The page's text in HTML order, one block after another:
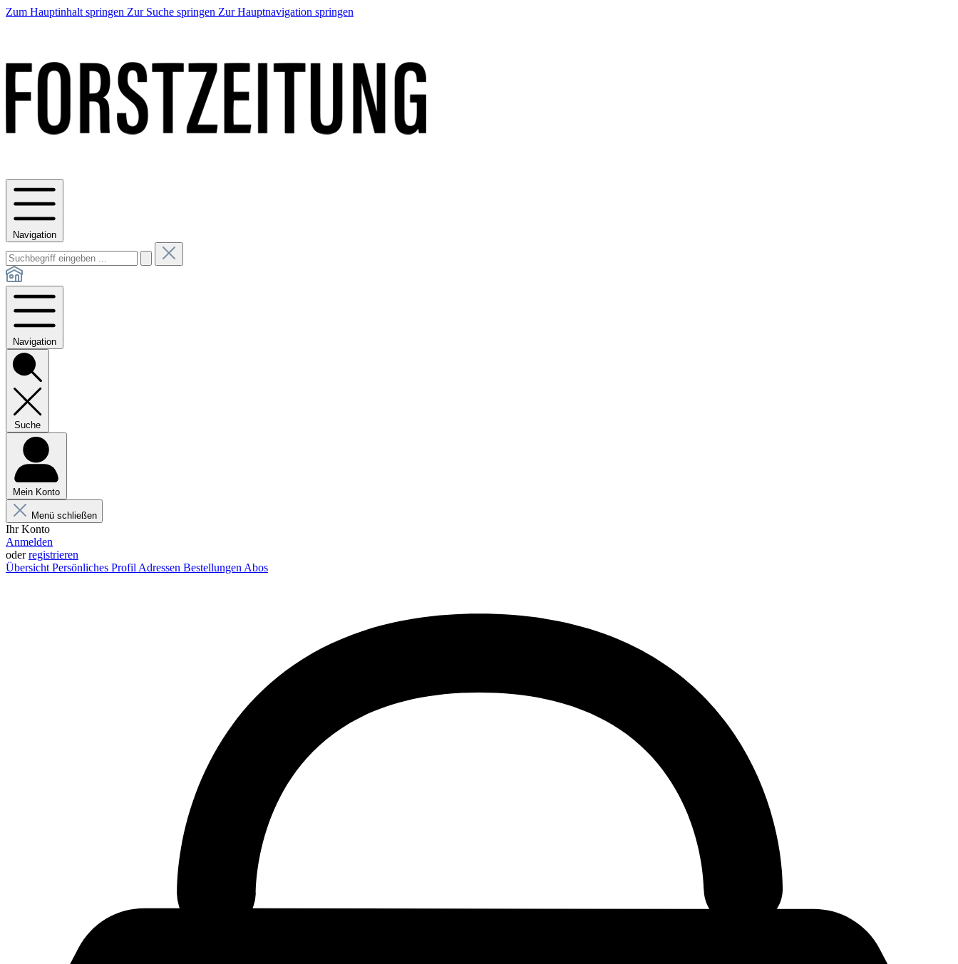
Zum Hauptinhalt springen Zur Suche springen Zur Hauptnavigation springen
Navigation
Navigation
Suche
Mein Konto
Menü schließen
Ihr Konto
Anmelden
oderregistrieren
Übersicht Persönliches Profil Adressen Bestellungen Abos